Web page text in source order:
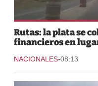
Rutas: la plata se
financieros en
NACIONALES-08:13